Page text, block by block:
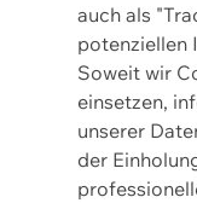
auch als
potenziellen
Soweit wir
einsetzen,
unserer
der